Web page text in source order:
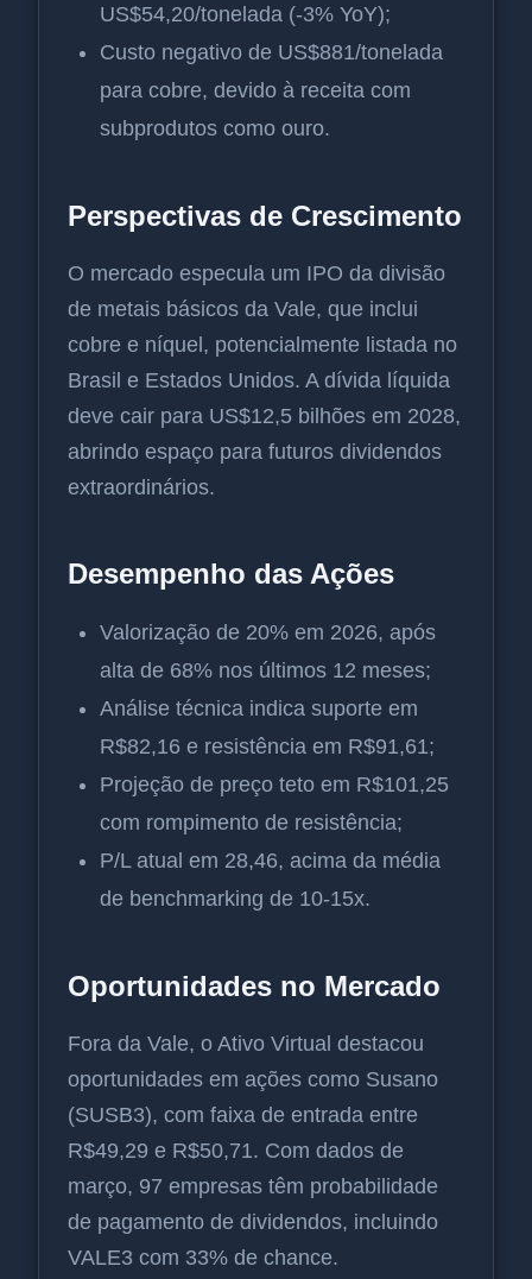
US$54,20/tonelada (-3% YoY);
Custo negativo de US$881/tonelada
para cobre, devido à receita com
subprodutos como ouro.
Perspectivas de Crescimento
O mercado especula um IPO da divisão
de metais básicos da Vale, que inclui
cobre e níquel, potencialmente listada no
Brasil e Estados Unidos. A dívida líquida
deve cair para US$12,5 bilhões em 2028,
abrindo espaço para futuros dividendos
extraordinários.
Desempenho das Ações
Valorização de 20% em 2026, após
alta de 68% nos últimos 12 meses;
Análise técnica indica suporte em
R$82,16 e resistência em R$91,61;
Projeção de preço teto em R$101,25
com rompimento de resistência;
P/L atual em 28,46, acima da média
de benchmarking de 10-15x.
Oportunidades no Mercado
Fora da Vale, o Ativo Virtual destacou
oportunidades em ações como Susano
(SUSB3), com faixa de entrada entre
R$49,29 e R$50,71. Com dados de
março, 97 empresas têm probabilidade
de pagamento de dividendos, incluindo
VALE3 com 33% de chance.